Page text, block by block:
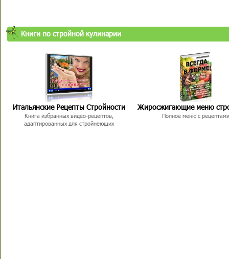
Книги по стройной кулинарии
Итальянские Рецепты Стройности
Книга избранных видео-рецептов,
адаптированных для стройнеющих
Жиросжигающие меню
Полное меню с рецептами